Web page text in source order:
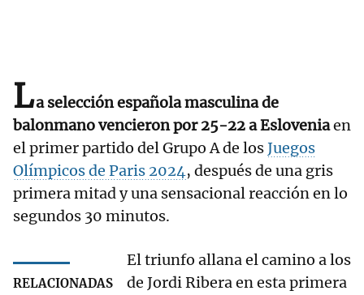
La selección española masculina de
balonmano vencieron por 25-22 a Esloveniaen
el primer partido del Grupo A de losJuegos
Olímpicos de Paris 2024, después de una gris
primera mitad y una sensacional reacción en lo
segundos 30 minutos.
RELACIONADAS
El triunfo allana el camino a los
de Jordi Ribera en esta primera